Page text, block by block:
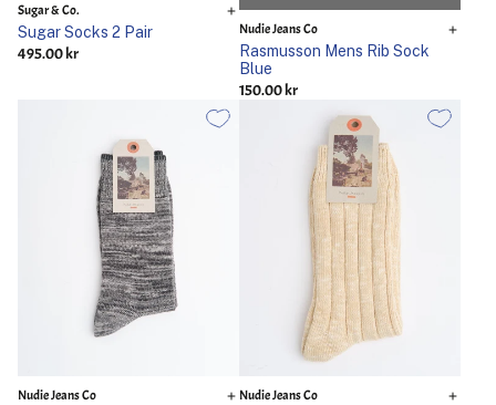
Sugar & Co.
Sugar Socks 2 Pair
495.00 kr
Nudie Jeans Co
Rasmusson Mens Rib Sock
Blue
150.00 kr
Nudie Jeans Co Nudie Jeans Co